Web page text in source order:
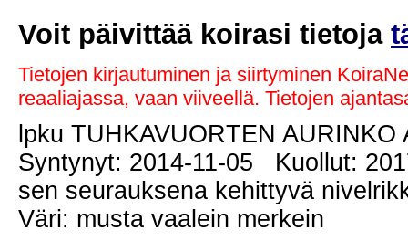
Voit päivittää koirasi tietoja
Tietojen kirjautuminen ja siirtyminen
reaaliajassa, vaan viiveellä. Tietojen
lpku TUHKAVUORTEN
Syntynyt: 2014-11-05 Kuollut:
sen seurauksena kehittyvä
Väri: musta vaalein merkein